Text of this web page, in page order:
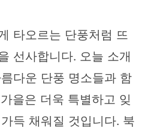
타오르는 단풍처럼 뜨
선사합니다. 오늘 소개
다운 단풍 명소들과 함
을은 더욱 특별하고 잊
득 채워질 것입니다. 북